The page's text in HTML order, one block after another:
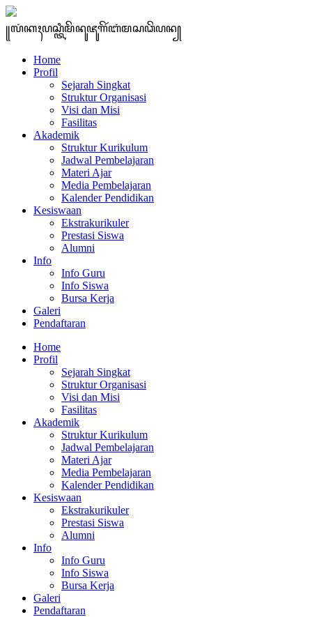
꧋ꦭꦁꦏꦃꦥꦱ꧀ꦠꦶꦩꦼꦤꦸꦗꦸꦒꦼꦂꦧꦁꦩꦱꦣꦼꦥꦤ꧀
Home
Profil
Sejarah Singkat
Struktur Organisasi
Visi dan Misi
Fasilitas
Akademik
Struktur Kurikulum
Jadwal Pembelajaran
Materi Ajar
Media Pembelajaran
Kalender Pendidikan
Kesiswaan
Ekstrakurikuler
Prestasi Siswa
Alumni
Info
Info Guru
Info Siswa
Bursa Kerja
Galeri
Pendaftaran
Home
Profil
Sejarah Singkat
Struktur Organisasi
Visi dan Misi
Fasilitas
Akademik
Struktur Kurikulum
Jadwal Pembelajaran
Materi Ajar
Media Pembelajaran
Kalender Pendidikan
Kesiswaan
Ekstrakurikuler
Prestasi Siswa
Alumni
Info
Info Guru
Info Siswa
Bursa Kerja
Galeri
Pendaftaran